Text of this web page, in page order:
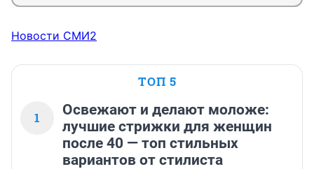
Новости СМИ2
ТОП 5
1
Освежают и делают моложе:
лучшие стрижки для женщин
после 40 — топ стильных
вариантов от стилиста